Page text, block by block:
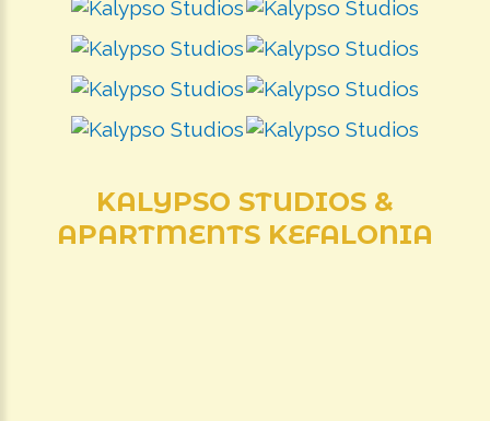
KALYPSO STUDIOS &
APARTMENTS KEFALONIA